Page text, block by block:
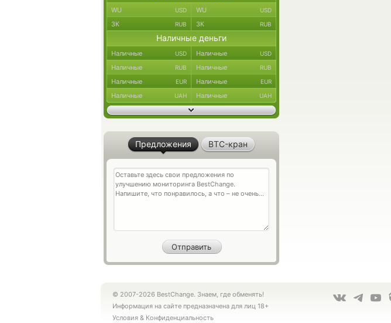
WU USD WU USD
ЗК RUB ЗК RUB
Наличные деньги
Наличные USD Наличные USD
Наличные RUB Наличные RUB
Наличные EUR Наличные EUR
Наличные UAH Наличные UAH
Предложения BTC-кран
© 2007-2026 BestChange. Знаем, где обменять!
Информация на сайте предназначена для лиц 18+
Условия & Конфиденциальность